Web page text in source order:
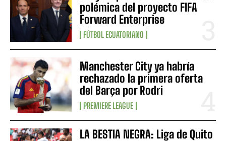
polémica del proyecto FIFA
Forward Enterprise
FÚTBOL ECUATORIANO
Manchester City ya habría
rechazado la primera oferta
del Barça por Rodri
PREMIERE LEAGUE
LA BESTIA NEGRA: Liga de Quito